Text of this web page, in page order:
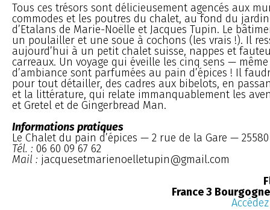
Tous ces trésors sont délicieusement agencés aux
commodes et les poutres du chalet, au fond du
d’Etalans de Marie-Noëlle et Jacques Tupin. Le
un poulailler et une soue à cochons (les vrais !). Il
aujourd’hui à un petit chalet suisse, nappes et
carreaux. Un voyage qui éveille les cinq sens —
d’ambiance sont parfumées au pain d’épices ! Il
pour tout détailler, des cadres aux bibelots, en
et la littérature, qui relate immanquablement les
et Gretel et de Gingerbread Man.
Informations pratiques
Le Chalet du pain d’épices — 2 rue de la Gare — 25580
Tél. : 06 60 09 67 62
Mail : jacquesetmarienoelletupin@gmail.com
France 3